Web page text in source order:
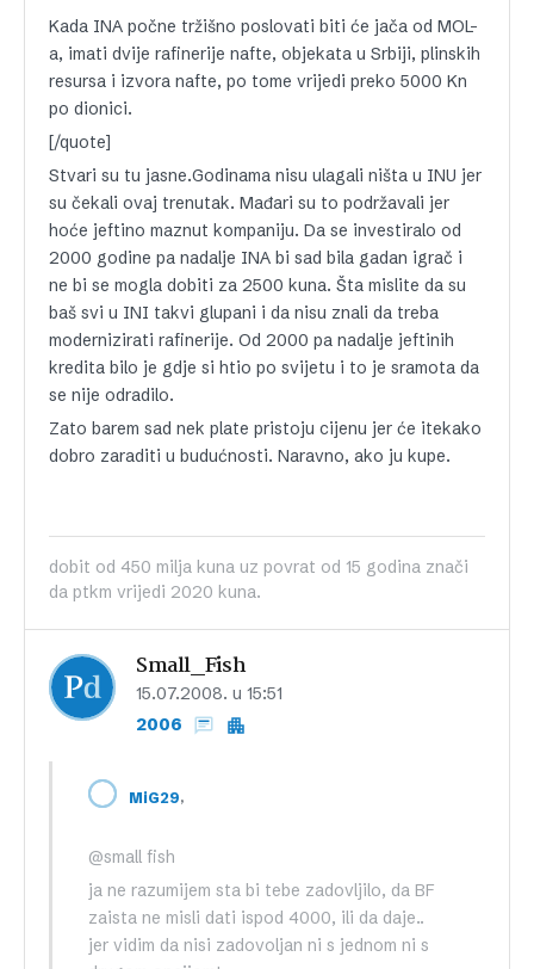
Kada INA počne tržišno poslovati biti će jača od MOL-
a, imati dvije rafinerije nafte, objekata u Srbiji, plinskih
resursa i izvora nafte, po tome vrijedi preko 5000 Kn
po dionici.
[/quote]
Stvari su tu jasne.Godinama nisu ulagali ništa u INU jer
su čekali ovaj trenutak. Mađari su to podržavali jer
hoće jeftino maznut kompaniju. Da se investiralo od
2000 godine pa nadalje INA bi sad bila gadan igrač i
ne bi se mogla dobiti za 2500 kuna. Šta mislite da su
baš svi u INI takvi glupani i da nisu znali da treba
modernizirati rafinerije. Od 2000 pa nadalje jeftinih
kredita bilo je gdje si htio po svijetu i to je sramota da
se nije odradilo.
Zato barem sad nek plate pristoju cijenu jer će itekako
dobro zaraditi u budućnosti. Naravno, ako ju kupe.
dobit od 450 milja kuna uz povrat od 15 godina znači
da ptkm vrijedi 2020 kuna.
Small_Fish
15.07.2008. u 15:51
2006
MiG29,
@small fish
ja ne razumijem sta bi tebe zadovljilo, da BF
zaista ne misli dati ispod 4000, ili da daje..
jer vidim da nisi zadovoljan ni s jednom ni s